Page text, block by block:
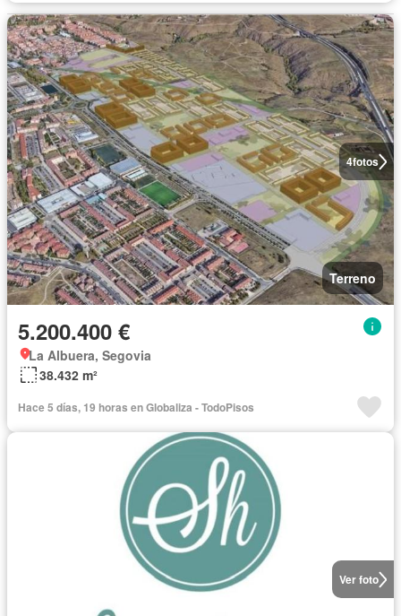
4fotos
Terreno
5.200.400 €
La Albuera, Segovia
38.432 m²
Hace 5 días, 19 horas en Globaliza - TodoPisos
Ver foto